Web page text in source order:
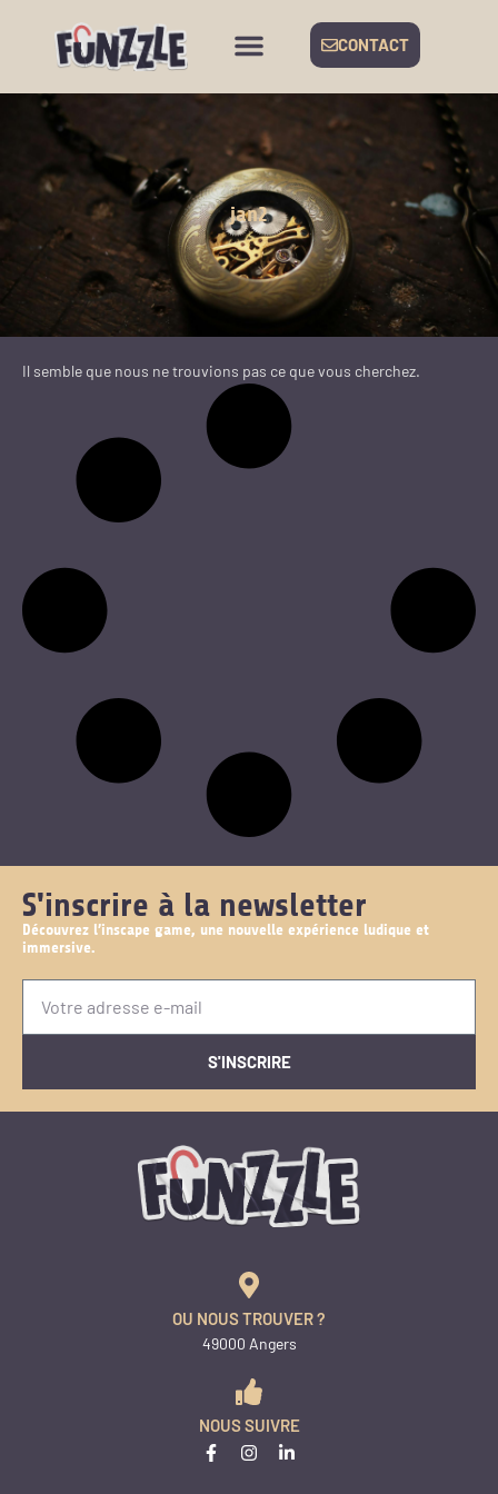
CONTACT
jan2
Il semble que nous ne trouvions pas ce que vous cherchez.
S'inscrire à la newsletter
Découvrez l’inscape game, une nouvelle expérience ludique et
immersive.
S'INSCRIRE
OU NOUS TROUVER ?
49000 Angers
NOUS SUIVRE